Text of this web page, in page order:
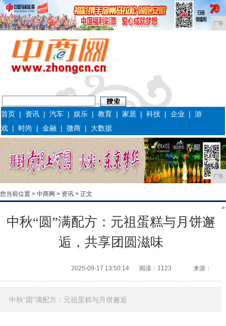
广告
首页 | 资讯 |汽车 |娱乐 |教育 |家居 |科技 |企业 |游
戏 | 时尚 |金融 |微商 | 大数据
广告
您当前位置 > 中商网 > 资讯 > 正文
>
中秋“圆”满配方：元祖蛋糕与月饼邂
逅，共享团圆滋味
2025-09-17 13:50:14 阅读：1123 来源：
中秋“圆”满配方：元祖蛋糕与月饼邂逅